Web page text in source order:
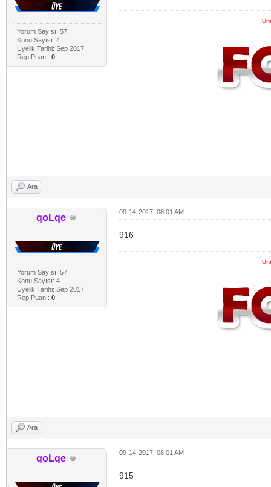
Yorum Sayısı: 57
Konu Sayısı: 4
Üyelik Tarihi: Sep 2017
Rep Puanı: 0
Ara
qoLqe
Yorum Sayısı: 57
Konu Sayısı: 4
Üyelik Tarihi: Sep 2017
Rep Puanı: 0
09-14-2017, 08:01 AM
916
Ara
qoLqe
09-14-2017, 08:01 AM
915